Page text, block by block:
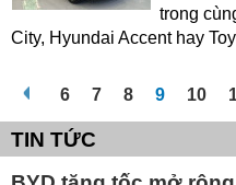
trong
City, Hyundai Accent hay
6 7 8 9 10
TIN TỨC